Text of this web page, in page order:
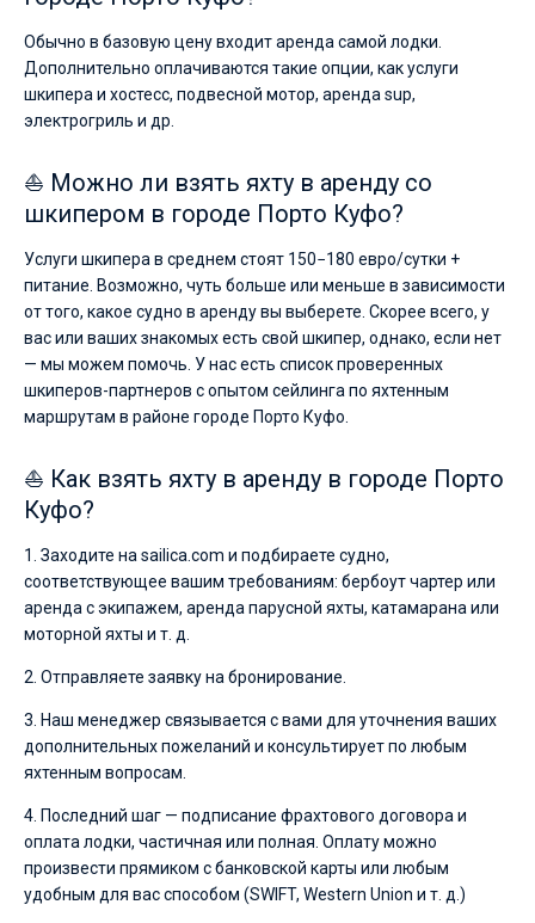
Обычно в базовую цену входит аренда самой лодки.
Дополнительно оплачиваются такие опции, как услуги
шкипера и хостесс, подвесной мотор, аренда sup,
электрогриль и др.
⛵ Можно ли взять яхту в аренду со
шкипером в городе Порто Куфо?
Услуги шкипера в среднем стоят 150−180 евро/сутки +
питание. Возможно, чуть больше или меньше в зависимости
от того, какое судно в аренду вы выберете. Скорее всего, у
вас или ваших знакомых есть свой шкипер, однако, если нет
— мы можем помочь. У нас есть список проверенных
шкиперов-партнеров с опытом сейлинга по яхтенным
маршрутам в районе городе Порто Куфо.
⛵ Как взять яхту в аренду в городе Порто
Куфо?
1. Заходите на sailica.com и подбираете судно,
соответствующее вашим требованиям: бербоут чартер или
аренда с экипажем, аренда парусной яхты, катамарана или
моторной яхты и т. д.
2. Отправляете заявку на бронирование.
3. Наш менеджер связывается с вами для уточнения ваших
дополнительных пожеланий и консультирует по любым
яхтенным вопросам.
4. Последний шаг — подписание фрахтового договора и
оплата лодки, частичная или полная. Оплату можно
произвести прямиком с банковской карты или любым
удобным для вас способом (SWIFT, Western Union и т. д.)